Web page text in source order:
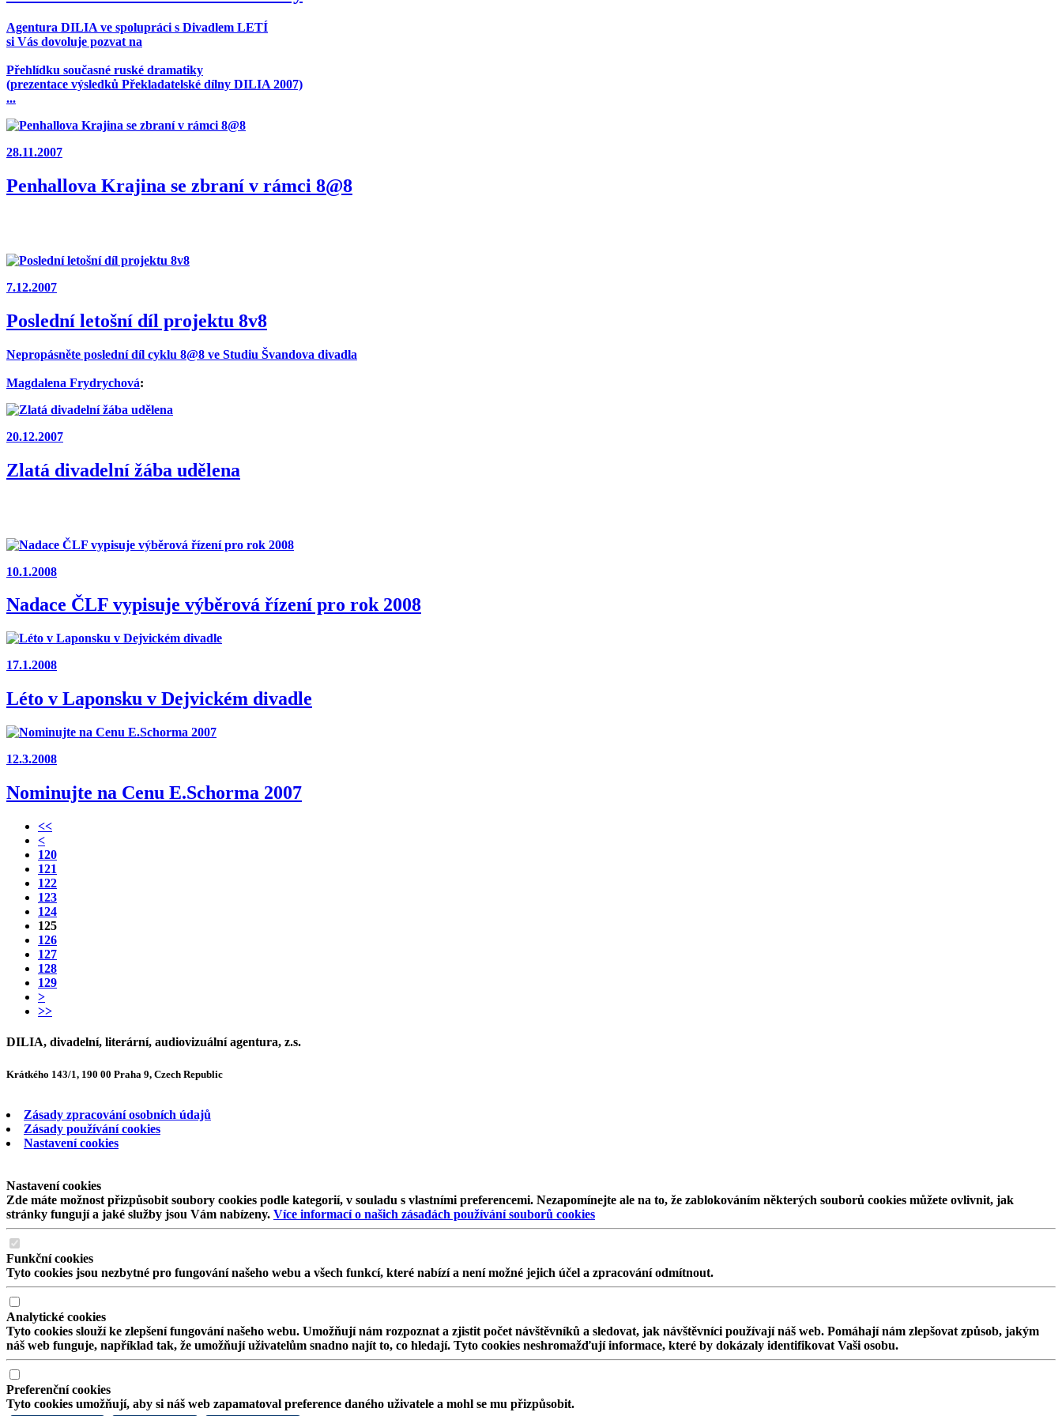
Agentura DILIA ve spolupráci s Divadlem LETÍ
si Vás dovoluje pozvat na
Přehlídku současné ruské dramatiky
(prezentace výsledků Překladatelské dílny DILIA 2007)
...
28.11.2007
Penhallova Krajina se zbraní v rámci 8@8
7.12.2007
Poslední letošní díl projektu 8v8
Nepropásněte poslední díl cyklu 8@8 ve Studiu Švandova divadla
Magdalena Frydrychová:
20.12.2007
Zlatá divadelní žába udělena
10.1.2008
Nadace ČLF vypisuje výběrová řízení pro rok 2008
17.1.2008
Léto v Laponsku v Dejvickém divadle
12.3.2008
Nominujte na Cenu E.Schorma 2007
<<
<
120
121
122
123
124
125
126
127
128
129
>
>>
DILIA, divadelní, literární, audiovizuální agentura, z.s.
Krátkého 143/1, 190 00 Praha 9, Czech Republic
Zásady zpracování osobních údajů
Zásady používání cookies
Nastavení cookies
Nastavení cookies
Zde máte možnost přizpůsobit soubory cookies podle kategorií, v souladu s vlastními preferencemi. Nezapomínejte ale na to, že zablokováním některých souborů cookies můžete ovlivnit, jak
stránky fungují a jaké služby jsou Vám nabízeny. Více informací o našich zásadách používání souborů cookies
Funkční cookies
Tyto cookies jsou nezbytné pro fungování našeho webu a všech funkcí, které nabízí a není možné jejich účel a zpracování odmítnout.
Analytické cookies
Tyto cookies slouží ke zlepšení fungování našeho webu. Umožňují nám rozpoznat a zjistit počet návštěvníků a sledovat, jak návštěvníci používají náš web. Pomáhají nám zlepšovat způsob, jakým
náš web funguje, například tak, že umožňují uživatelům snadno najít to, co hledají. Tyto cookies neshromažďují informace, které by dokázaly identifikovat Vaši osobu.
Preferenční cookies
Tyto cookies umožňují, aby si náš web zapamatoval preference daného uživatele a mohl se mu přizpůsobit.